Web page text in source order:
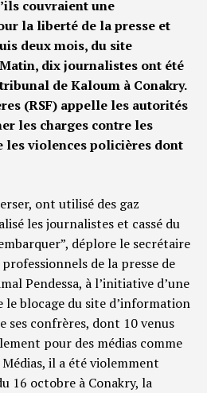
couvraient une
la liberté de la presse et
deux mois, du site
dix journalistes ont été
de Kaloum à Conakry.
(RSF) appelle les autorités
les charges contre les
les violences policières dont
ont utilisé des gaz
les journalistes et cassé du
déplore le secrétaire
de la presse de
Pendessa, à l’initiative d’une
blocage du site d’information
ses confrères, dont 10 venus
pour des médias comme
il a été violemment
16 octobre à Conakry, la